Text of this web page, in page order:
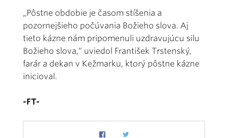
„Pôstne obdobie je časom stíšenia a
pozornejšieho počúvania Božieho slova. Aj
tieto kázne nám pripomenuli uzdravujúcu silu
Božieho slova,“ uviedol František Trstenský,
farár a dekan v Kežmarku, ktorý pôstne kázne
inicioval.
-FT-